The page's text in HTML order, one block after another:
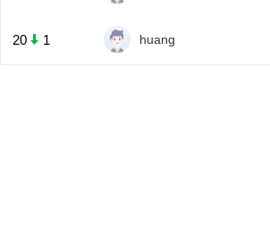
20 1 huang